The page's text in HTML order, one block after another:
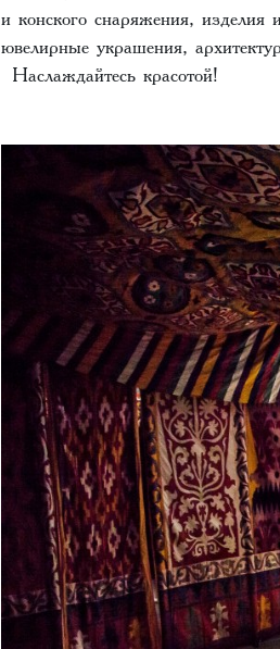
и конского снаряжения, изделия
ювелирные украшения,
Наслаждайтесь красотой!